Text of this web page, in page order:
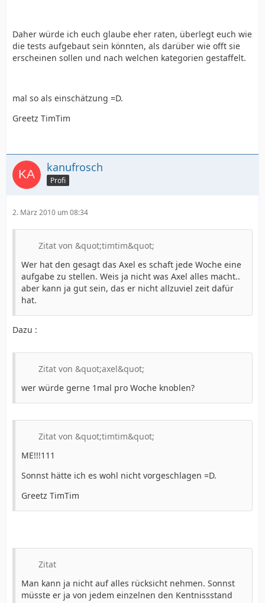
Daher würde ich euch glaube eher raten, überlegt euch wie
die tests aufgebaut sein könnten, als darüber wie offt sie
erscheinen sollen und nach welchen kategorien gestaffelt.
mal so als einschätzung =D.
Greetz TimTim
kanufrosch
Profi
2. März 2010 um 08:34
Zitat von &quot;timtim&quot;
Wer hat den gesagt das Axel es schaft jede Woche eine
aufgabe zu stellen. Weis ja nicht was Axel alles macht..
aber kann ja gut sein, das er nicht allzuviel zeit dafür
hat.
Dazu :
Zitat von &quot;axel&quot;
wer würde gerne 1mal pro Woche knoblen?
Zitat von &quot;timtim&quot;
ME!!!111
Sonnst hätte ich es wohl nicht vorgeschlagen =D.
Greetz TimTim
Zitat
Man kann ja nicht auf alles rücksicht nehmen. Sonnst
müsste er ja von jedem einzelnen den Kentnissstand